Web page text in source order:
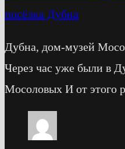
посёлка Дубна
Дубна, дом-музей
Через час уже были в
Мосоловых И от этого